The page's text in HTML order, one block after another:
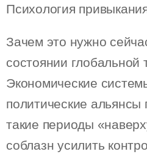
Психология
Зачем это нужно
состоянии глобальной
Экономические
политические
такие периоды
соблазн усилить